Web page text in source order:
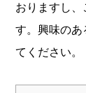
おりますし、
す。興味のあ
てください。